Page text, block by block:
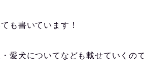
も書いています！
愛犬についてなども載せていくの